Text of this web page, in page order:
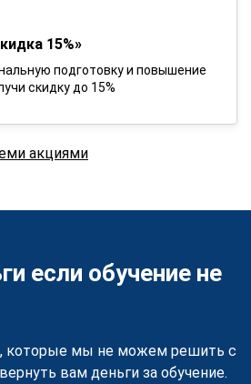
15%»
подготовку и повышение
скидку до 15%
акциями
если обучение не
которые мы не можем решить с
вам деньги за обучение.